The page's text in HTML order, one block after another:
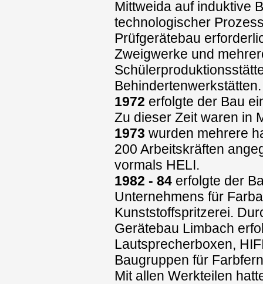
Mittweida auf induktive
technologischer
Prüfgerätebau
Zweigwerke und
Behindertenwerkstätten.
1972 erfolgte der Bau
Zu dieser Zeit waren in
1973 wurden mehrere
200 Arbeitskräften
vormals HELI.
1982 - 84 erfolgte der
Unternehmens für
Kunststoffspritzerei.
Gerätebau Limbach
Lautsprecherboxen,
Baugruppen für
Mit allen Werkteilen